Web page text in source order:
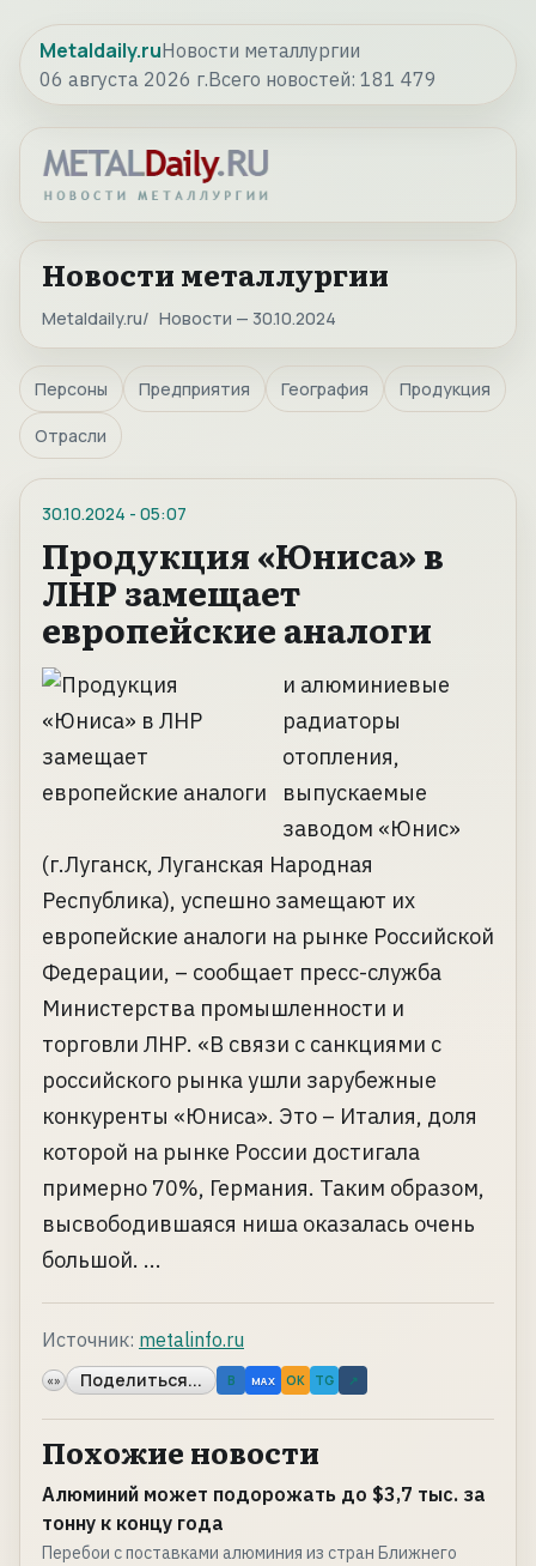
Metaldaily.ruНовости металлургии
06 августа 2026 г.Всего новостей: 181 479
Новости металлургии
Metaldaily.ru Новости — 30.10.2024
Персоны Предприятия География Продукция
Отрасли
30.10.2024 - 05:07
Продукция «Юниса» в
ЛНР замещает
европейские аналоги
и алюминиевые
радиаторы
отопления,
выпускаемые
заводом «Юнис»
(г.Луганск, Луганская Народная
Республика), успешно замещают их
европейские аналоги на рынке Российской
Федерации, – сообщает пресс-служба
Министерства промышленности и
торговли ЛНР. «В связи с санкциями с
российского рынка ушли зарубежные
конкуренты «Юниса». Это – Италия, доля
которой на рынке России достигала
примерно 70%, Германия. Таким образом,
высвободившаяся ниша оказалась очень
большой. ...
Источник: metalinfo.ru
«» Поделиться... B MAX OK TG ↗
Похожие новости
Алюминий может подорожать до $3,7 тыс. за
тонну к концу года
Перебои с поставками алюминия из стран Ближнего